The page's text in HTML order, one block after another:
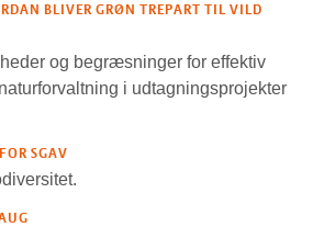
BLIVER GRØN TREPART TIL VILD
og begræsninger for effektiv
i udtagningsprojekter
SGAV